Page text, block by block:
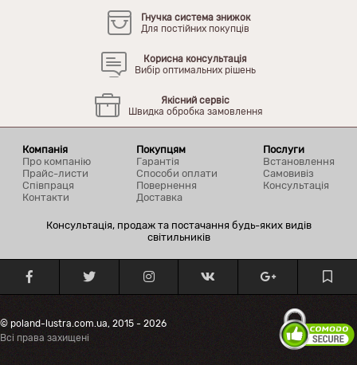
Гнучка система знижок
Для постійних покупців
Корисна консультація
Вибір оптимальних рішень
Якісний сервіс
Швидка обробка замовлення
Компанія
Про компанію
Прайс-листи
Співпраця
Контакти
Покупцям
Гарантія
Способи оплати
Повернення
Доставка
Послуги
Встановлення
Самовивіз
Консультація
Консультація, продаж та постачання будь-яких видів
світильників
© poland-lustra.com.ua, 2015 - 2026
Всі права захищені